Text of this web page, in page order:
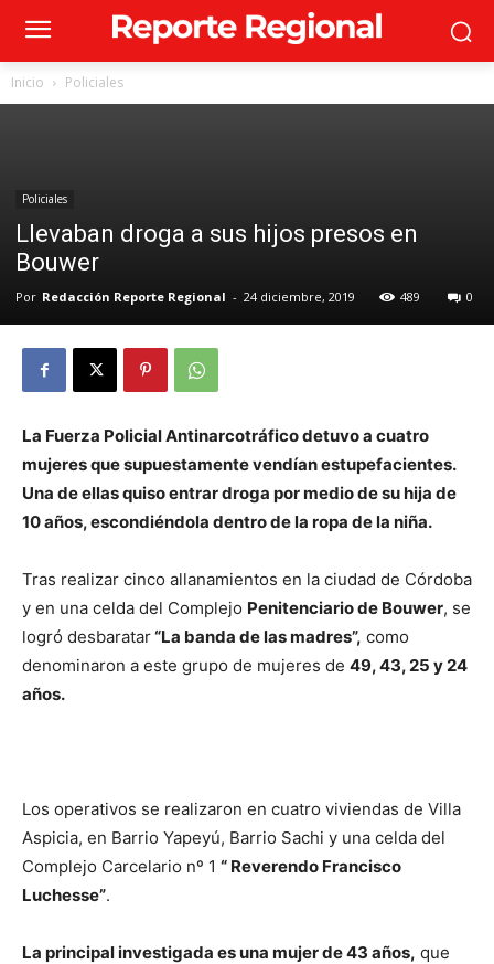
Inicio Policiales
Policiales
Llevaban droga a sus hijos presos en
Bouwer
Por Redacción Reporte Regional - 24 diciembre, 2019 489 0
La Fuerza Policial Antinarcotráfico detuvo a cuatro
mujeres que supuestamente vendían estupefacientes.
Una de ellas quiso entrar droga por medio de su hija de
10 años, escondiéndola dentro de la ropa de la niña.
Tras realizar cinco allanamientos en la ciudad de Córdoba
y en una celda del Complejo Penitenciario de Bouwer, se
logró desbaratar“La banda de las madres”, como
denominaron a este grupo de mujeres de 49, 43, 25 y 24
años.
Los operativos se realizaron en cuatro viviendas de Villa
Aspicia, en Barrio Yapeyú, Barrio Sachi y una celda del
Complejo Carcelario nº 1 “ Reverendo Francisco
Luchesse”.
La principal investigada es una mujer de 43 años, que